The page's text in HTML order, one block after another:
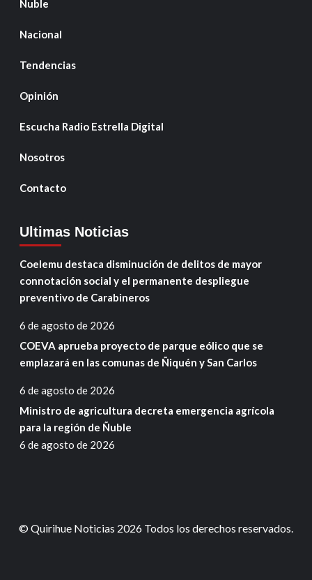
Ñuble
Nacional
Tendencias
Opinión
Escucha Radio Estrella Digital
Nosotros
Contacto
Ultimas Noticias
Coelemu destaca disminución de delitos de mayor
connotación social y el permanente despliegue
preventivo de Carabineros
6 de agosto de 2026
COEVA aprueba proyecto de parque eólico que se
emplazará en las comunas de Ñiquén y San Carlos
6 de agosto de 2026
Ministro de agricultura decreta emergencia agrícola
para la región de Ñuble
6 de agosto de 2026